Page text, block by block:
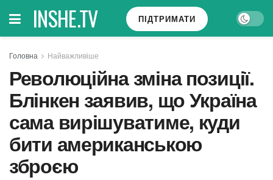
INSHE.TV ПІДТРИМАТИ
Головна Найважливіше
Революційна зміна позиції.
Блінкен заявив, що Україна
сама вирішуватиме, куди
бити американською
зброєю